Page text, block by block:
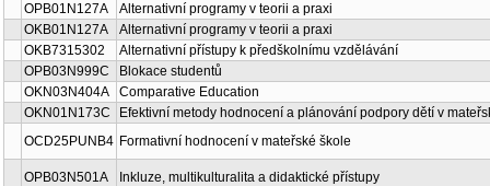
OPB01N127A
Alternativní programy v teorii a praxi
OKB01N127A
Alternativní programy v teorii a praxi
OKB7315302
Alternativní přístupy k předškolnímu vzdělávání
OPB03N999C
Blokace studentů
OKN03N404A
Comparative Education
OKN01N173C
Efektivní metody hodnocení a plánování podpory dětí v
OCD25PUNB4 Formativní hodnocení v mateřské škole
OPB03N501A Inkluze, multikulturalita a didaktické přístupy